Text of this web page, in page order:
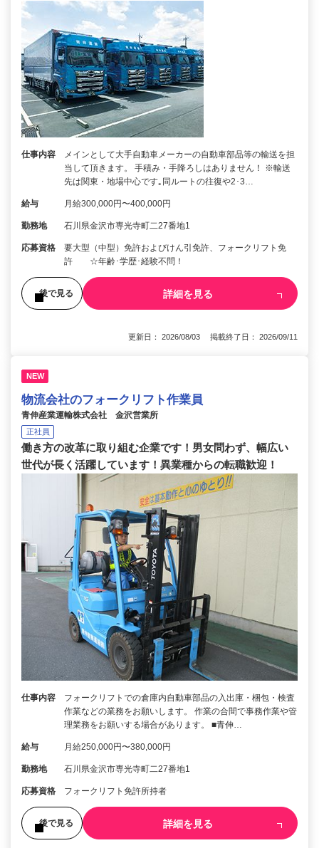
仕事内容
メインとして大手自動車メーカーの自動車部品等の輸送を担
当して頂きます。 手積み・手降ろしはありません！ ※輸送
先は関東・地場中心です｡同ルートの往復や2･3…
給与 月給300,000円〜400,000円
勤務地 石川県金沢市専光寺町二27番地1
応募資格
要大型（中型）免許およびけん引免許、フォークリフト免
許 ☆年齢･学歴･経験不問！
後で見る 詳細を見る
更新日： 2026/08/03 掲載終了日： 2026/09/11
NEW
物流会社のフォークリフト作業員
青伸産業運輸株式会社 金沢営業所
正社員
働き方の改革に取り組む企業です！男女問わず、幅広い
世代が長く活躍しています！異業種からの転職歓迎！
仕事内容
フォークリフトでの倉庫内自動車部品の入出庫・梱包・検査
作業などの業務をお願いします。 作業の合間で事務作業や管
理業務をお願いする場合があります。 ■青伸…
給与 月給250,000円〜380,000円
勤務地 石川県金沢市専光寺町二27番地1
応募資格 フォークリフト免許所持者
後で見る 詳細を見る